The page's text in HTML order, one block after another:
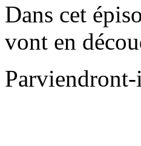
Dans cet
vont en
Parviendront-